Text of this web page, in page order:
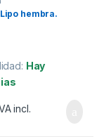
hembra.
Hay
incl.